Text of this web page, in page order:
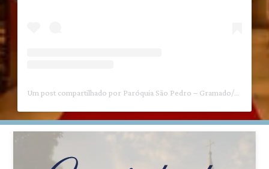
Um post compartilhado por Paróquia São Pedro – Gramado/RS (@igrejasaopedro.gramado)